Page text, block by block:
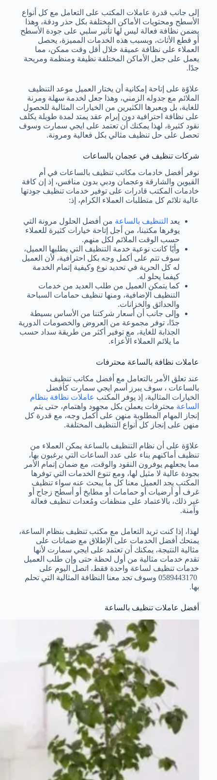
إلى جانب قدرة عاملات المكتب على التعامل مع كل أنواع
الأسطح ومحتويات الأماكن المختلفة بكل حذر ودقة، وهذا
يضمن نظافة فعالة ليس لها تأثير سلبي على جودة الأسطح
أو قطع الأثاث، وبسبب هذه الخدمات المميزة، يحصل
العملاء على نظافة عميقة خلال أقل وقت ممكن، مما
يعمل على جعل الأماكن المختلفة نظيفة ومنظمة ومريحة
جدًا.
علاوًة على إتاحة إمكانية أن يختار العميل موعد التنظيف
الملائم مع جدوله الزمني، وهذا جعل لخدمة سهلة ومرنة
للغاية، بل ويعبرها الكثيرين من الخيارات المثالية للحصول
على نظافة احترافية دون إبرام عقد يمتد لمدة طويلة يكلف
نقود كثيرة، لهذا يمكنك أن تعتمد على ايجي سمارت وسوف
تحصل على حل تنظيف مثالي بكل فعالية ومرونة.
شركات تنظيف في عجمان بالساعات
نوفر أفضل خادمات مكاتب تنظيف بالساعات في أم
القيوين والشارقة وعجمان ودبي بدون منافس، إذ إن كافة
خادمات المكتب قادرات على توفير خدمات تنظيف جودتها
عالية تلائم كل متطلبات العملاء الكرام، إذ:
يعد التنظيف بالساعة من أفضل الحلول مرونة التي
يوفرها مكتبنا، من أجل إتاحة خيارات كثيرة للعملاء
حسب الوقت الملائم لكل منهم.
وأيًا كانت نوعية خدمة التنظيف التي يطلبها العميل،
سوف تتم على أكمل وجه بكل احترافية، لأن العميل
له كل الحرية في تحديد نوع وكيفية إتمام الخدمة
كيفما يحلو له.
كما يتمكن العميل من طلب العديد من خدمات
التنظيف الإضافية، ومنها تنظيف حمامات السباحة
والحدائق والخزانات.
وإلى جانب أن أسعار شركتنا من الأساس بسيطة
جدًا، توفر مجموعة من العروض والخصومات الدورية
الجذابة للغاية، مع توفير أكثر من طريقة سداد حسب
ما يلائم العملاء الأعزاء.
عاملات نظافة بالساعة محترفات
عند تعلق الأمر بالتعامل مع أفضل مكاتب تنظيف
بالساعات ، سوف يبرز أسم ايجي سمارت كأفضل
الخيارات المثالية، إذ يوفر المكتب عاملات نظافة بنظام
الساعة محترفات يعملن بكل مجهود واهتمام، حتى يتم
إنجاز المهام المطلوبة منهن على أكمل وجه، مع قدرة كل
منهن على إنجاز كل أنواع التنظيف المختلفة.
علاوًة على أن نظام التنظيف بالساعة يمكن العملاء من
تنظيف أماكنهم بناء على عدد الساعات التي يرغبون بها،
مما يجعلهم يوفرون النقود والوقت، مع ضمان إتمام الأمر
بجودة عالية لا مثيل لها، ومع تنوع الخدمات التي توفرها
المكتب يجد العميل معنا كل ما يبحث عنه سواء تنظيف
غرف أو أرضيات أو حمامات أو مطابخ أو أسطح زجاج أو
غير ذلك، بالاعتماد على منظفات ومُعدات تنظيف فعالة
وآمنة.
لهذا، إذا كنت تريد التعامل مع مكتب تنظيف بنظام الساعة،
يمنحك أفضل الخدمات على الإطلاق مع ضمانات على
مثالية النتيجة، يمكنك أن تعتمد على ايجي سمارت لأنها
تقدم خدمات مثالية من أول لحظة حتى وإن طلب العميل
خدمات تنظيف لساعة واحدة فقط، اتصل اليوم على
0589443170 وسوف تجد معنا النظافة المثالية التي تحلم
بها.
أفضل عاملات تنظيف بالساعة